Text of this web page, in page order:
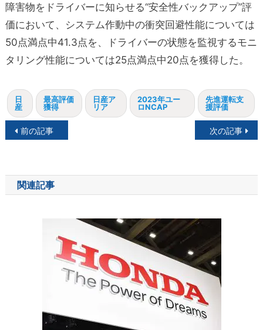
障害物をドライバーに知らせる“安全性バックアップ”評
価において、システム作動中の衝突回避性能については
50点満点中41.3点を、ドライバーの状態を監視するモニ
タリング性能については25点満点中20点を獲得した。
日
産
最高評価
獲得
日産ア
リア
2023年ユー
ロNCAP
先進運転支
援評価
投
ナ
ビ
前の記事 次の記事
関連記事